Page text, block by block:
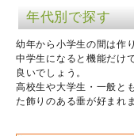
年代別で探す
幼年から小学生の間は作
中学生になると機能だけ
良いでしょう。
高校生や大学生・一般と
た飾りのある垂が好まれま